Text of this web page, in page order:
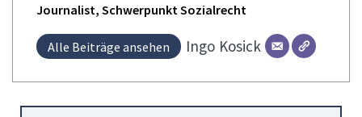
Journalist, Schwerpunkt Sozialrecht
Alle Beiträge ansehen Ingo Kosick